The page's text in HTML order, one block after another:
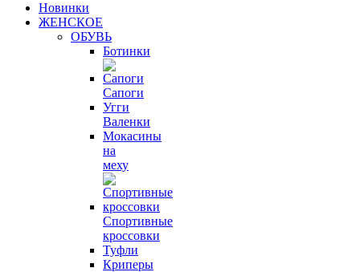
Новинки
ЖЕНСКОЕ
ОБУВЬ
Ботинки
Сапоги
Угги
Валенки
Мокасины
на
меху
Спортивные
кроссовки
Туфли
Криперы